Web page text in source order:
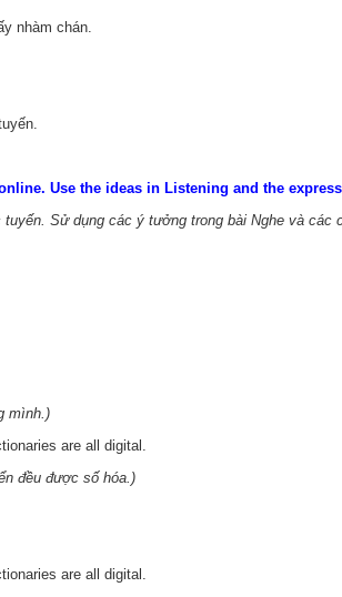
nhàm chán.
Use the ideas in Listening and the
Sử dụng các ý tưởng trong bài Nghe và các
mình.)
are all digital.
đều được số hóa.)
are all digital.